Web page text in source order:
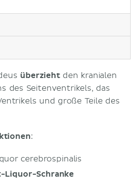
überziehtden kranialen
des Seitenventrikels, das
und große Teile des
:
cerebrospinalis
Liquor-Schranke